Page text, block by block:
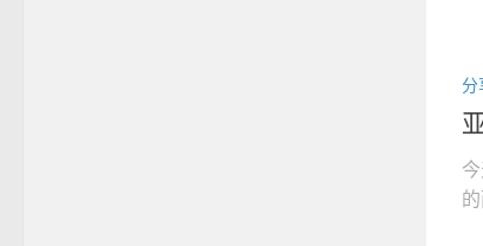
分